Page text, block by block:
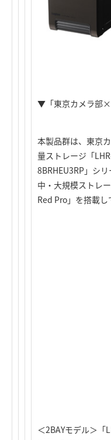
▼「東京カメラ部×
本製品群は、東京
量ストレージ「
8BRHEU3RP」シ
中・大規模ストレ
Red Pro」を搭載し
＜2BAYモデル＞「